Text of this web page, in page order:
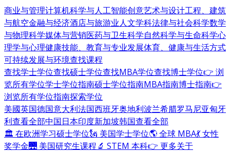
商业与管理计算机科学与人工智能创意艺术与设计工程、建筑
与航空金融与经济酒店与旅游业人文学科法律与社会科学数学
与物理科学媒体与营销医药与卫生科学自然科学与生命科学心
理学与心理健康技能、教育与专业发展体育、健康与生活方式
可持续发展与环境查找课程
查找学士学位查找硕士学位查找MBA学位查找博士学位👉 浏
览所有学位学士学位指南硕士学位指南MBA指南博士指南👉
浏览所有学位指南探索学位
美國英国德国意大利法国西班牙奥地利波兰希腊罗马尼亚匈牙
利查看全部中国日本印度新加坡韩国查看全部
🏛 在欧洲学习硕士学位🗽 美国学士学位🌎 全球 MBA💃 女性
奖学金🌉 美国研究生课程🔬 STEM 本科👉 更多关于